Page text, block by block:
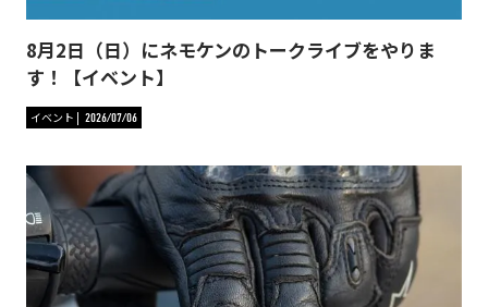
8月2日（日）にネモケンのトークライブをやりま
す！【イベント】
イベント 2026/07/06